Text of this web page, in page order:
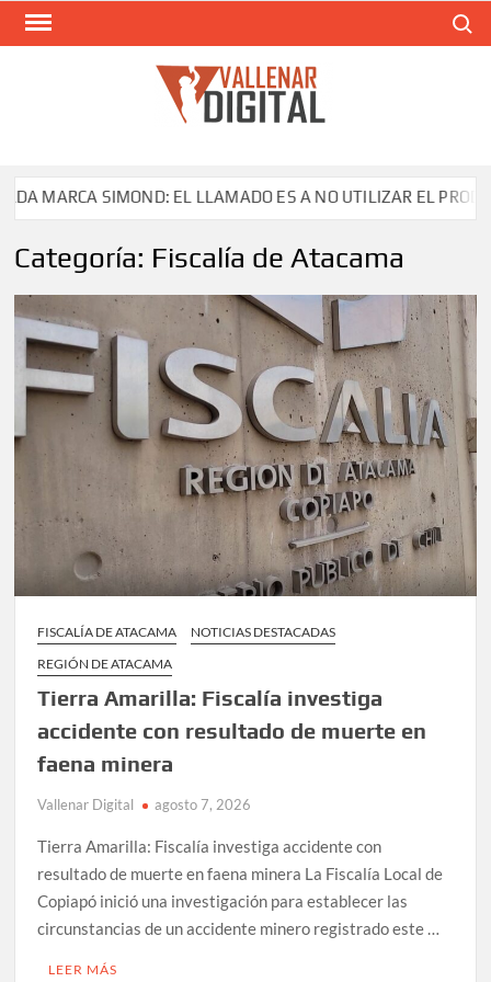
Saltar
SIMOND: EL LLAMADO ES A NO UTILIZAR EL PRODUCTO
Categoría: Fiscalía de Atacama
FISCALÍA DE ATACAMA
NOTICIAS DESTACADAS
REGIÓN DE ATACAMA
Tierra Amarilla: Fiscalía investiga
accidente con resultado de muerte en
faena minera
Vallenar Digital agosto 7, 2026
Tierra Amarilla: Fiscalía investiga accidente con
resultado de muerte en faena minera La Fiscalía Local de
Copiapó inició una investigación para establecer las
circunstancias de un accidente minero registrado este …
LEER MÁS